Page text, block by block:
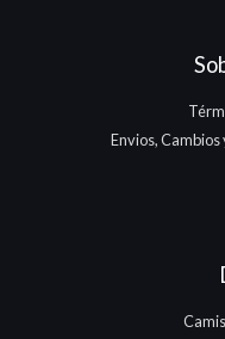
Envios,